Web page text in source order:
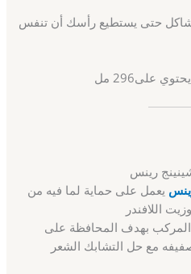
حتى يستطيع رأسك أن تنفس
على296 مل
رينس
يعمل على حماية لما فيه من
اللافندر
المركب بهدف المحافظة على
مع حل التشابك الشعر